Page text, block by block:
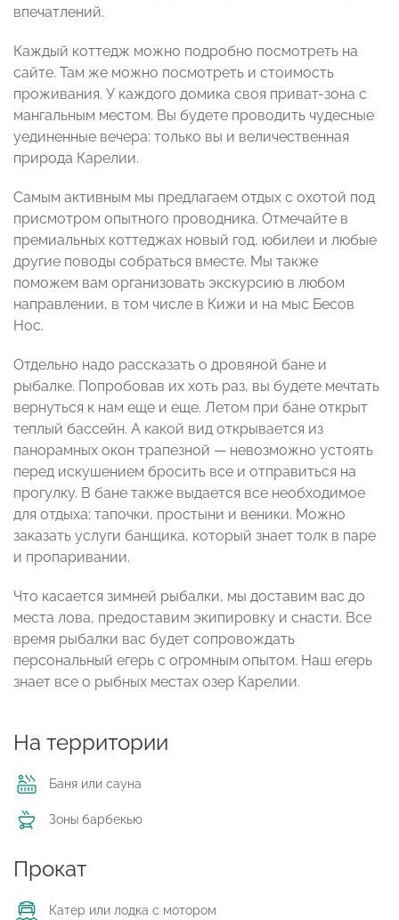
впечатлений.
Каждый коттедж можно подробно посмотреть на
сайте. Там же можно посмотреть и стоимость
проживания. У каждого домика своя приват-зона с
мангальным местом. Вы будете проводить чудесные
уединенные вечера: только вы и величественная
природа Карелии.
Самым активным мы предлагаем отдых с охотой под
присмотром опытного проводника. Отмечайте в
премиальных коттеджах новый год, юбилеи и любые
другие поводы собраться вместе. Мы также
поможем вам организовать экскурсию в любом
направлении, в том числе в Кижи и на мыс Бесов
Нос.
Отдельно надо рассказать о дровяной бане и
рыбалке. Попробовав их хоть раз, вы будете мечтать
вернуться к нам еще и еще. Летом при бане открыт
теплый бассейн. А какой вид открывается из
панорамных окон трапезной — невозможно устоять
перед искушением бросить все и отправиться на
прогулку. В бане также выдается все необходимое
для отдыха: тапочки, простыни и веники. Можно
заказать услуги банщика, который знает толк в паре
и пропаривании.
Что касается зимней рыбалки, мы доставим вас до
места лова, предоставим экипировку и снасти. Все
время рыбалки вас будет сопровождать
персональный егерь с огромным опытом. Наш егерь
знает все о рыбных местах озер Карелии.
На территории
Баня или сауна
Зоны барбекью
Прокат
Катер или лодка с мотором